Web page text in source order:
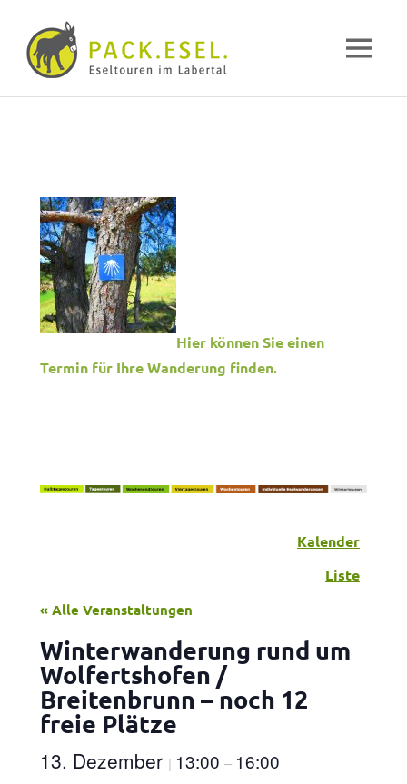
MENÜ
Hier können Sie einen
Termin für Ihre Wanderung finden.
Kalender
Liste
« Alle Veranstaltungen
Winterwanderung rund um
Wolfertshofen /
Breitenbrunn – noch 12
freie Plätze
13. Dezember | 13:00 – 16:00